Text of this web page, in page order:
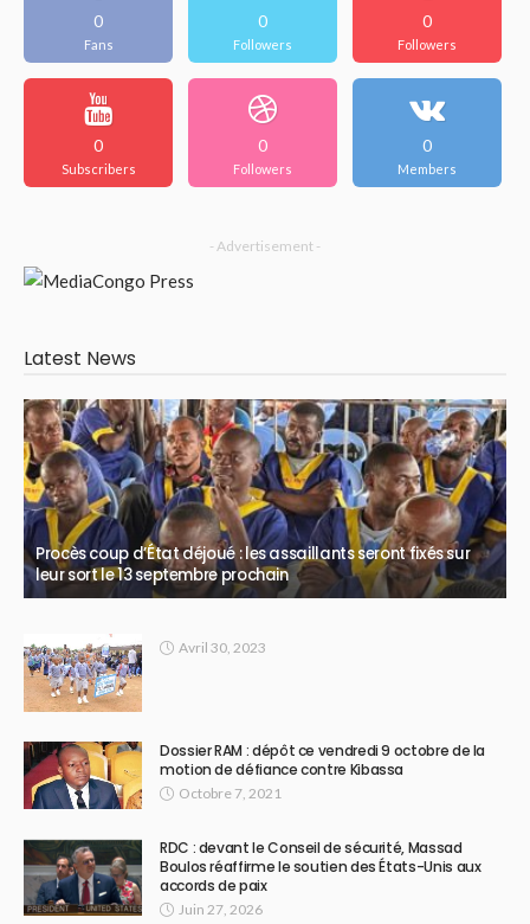
0
Fans
0
Followers
0
Followers
0
Subscribers
0
Followers
0
Members
- Advertisement -
Latest News
Procès coup d’État déjoué : les assaillants seront fixés sur
leur sort le 13 septembre prochain
Avril 30, 2023
Dossier RAM : dépôt ce vendredi 9 octobre de la
motion de défiance contre Kibassa
Octobre 7, 2021
RDC : devant le Conseil de sécurité, Massad
Boulos réaffirme le soutien des États-Unis aux
accords de paix
Juin 27, 2026